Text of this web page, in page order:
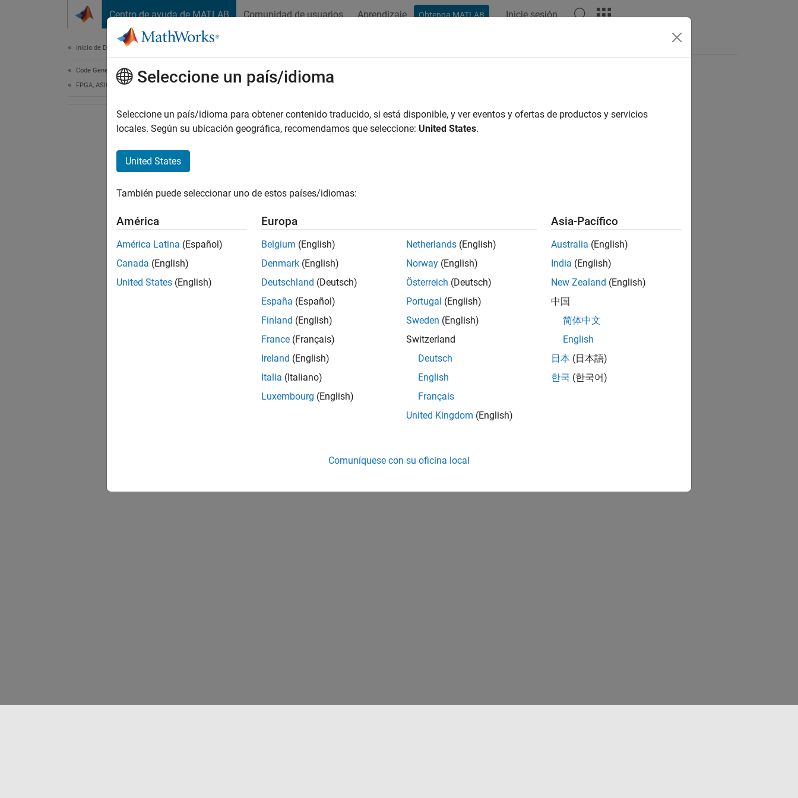
Centro de ayuda de MATLAB Comunidad de usuarios Aprendizaje Obtenga MATLAB Inicie sesión
Inicio de Documentación
Code Generation
FPGA, ASIC, and SoC Development
How useful was this information?
Seleccione un país/idioma
Seleccione un país/idioma para obtener contenido traducido, si está disponible, y ver eventos y ofertas de productos y servicios
locales. Según su ubicación geográfica, recomendamos que seleccione: United States.
United States
También puede seleccionar uno de estos países/idiomas:
América
América Latina (Español)
Canada (English)
United States (English)
Europa
Belgium (English)
Denmark (English)
Deutschland (Deutsch)
España (Español)
Finland (English)
France (Français)
Ireland (English)
Italia (Italiano)
Luxembourg (English)
Netherlands (English)
Norway (English)
Österreich (Deutsch)
Portugal (English)
Sweden (English)
Switzerland
Deutsch
English
Français
United Kingdom (English)
Asia-Pacífico
Australia (English)
India (English)
New Zealand (English)
中国
简体中文
English
日本 (日本語)
한국 (한국어)
Comuníquese con su oficina local